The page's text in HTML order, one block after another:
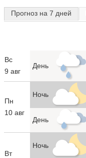
Прогноз на 7 дней
Вс
9 авг
День
Пн
10 авг
Ночь
День
Вт
Ночь